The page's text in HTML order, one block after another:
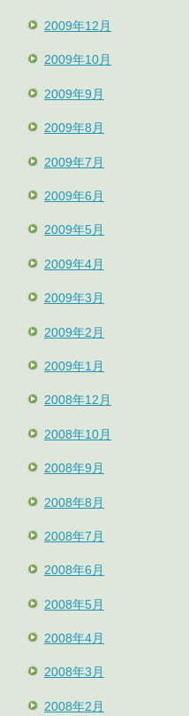
2009年12月
2009年10月
2009年9月
2009年8月
2009年7月
2009年6月
2009年5月
2009年4月
2009年3月
2009年2月
2009年1月
2008年12月
2008年10月
2008年9月
2008年8月
2008年7月
2008年6月
2008年5月
2008年4月
2008年3月
2008年2月